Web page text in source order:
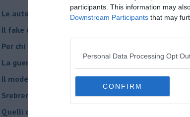
participants. This information may
Downstream Participants that may
Personal Data Processing Opt
CONFIRM
Le auto diesel non son da demonizzare
​Il fake e la mafia
Per chi combatte la mafia è l'ora più buia
La guerra nell'ex Jugoslavia, se parla troppo poco
Il modello da seguire per gli Stati Uniti d'Europa
Srebrenica 25° anniversario
Quelli che... rompono le balle